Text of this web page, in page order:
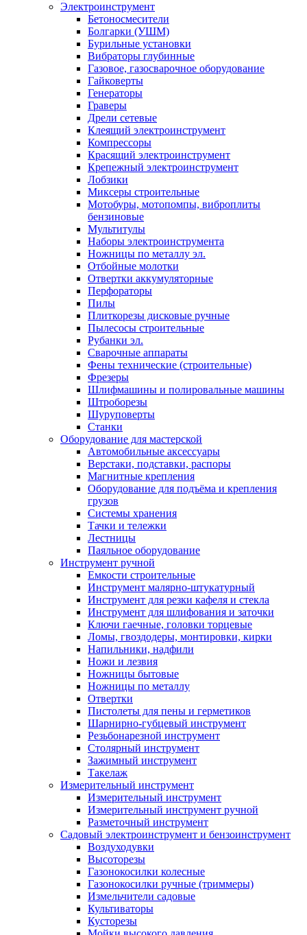
Электроинструмент
Бетоносмесители
Болгарки (УШМ)
Бурильные установки
Вибраторы глубинные
Газовое, газосварочное оборудование
Гайковерты
Генераторы
Граверы
Дрели сетевые
Клеящий электроинструмент
Компрессоры
Красящий электроинструмент
Крепежный электроинструмент
Лобзики
Миксеры строительные
Мотобуры, мотопомпы, виброплиты
бензиновые
Мультитулы
Наборы электроинструмента
Ножницы по металлу эл.
Отбойные молотки
Отвертки аккумуляторные
Перфораторы
Пилы
Плиткорезы дисковые ручные
Пылесосы строительные
Рубанки эл.
Сварочные аппараты
Фены технические (строительные)
Фрезеры
Шлифмашины и полировальные машины
Штроборезы
Шуруповерты
Станки
Оборудование для мастерской
Автомобильные аксессуары
Верстаки, подставки, распоры
Магнитные крепления
Оборудование для подъёма и крепления
грузов
Системы хранения
Тачки и тележки
Лестницы
Паяльное оборудование
Инструмент ручной
Емкости строительные
Инструмент малярно-штукатурный
Инструмент для резки кафеля и стекла
Инструмент для шлифования и заточки
Ключи гаечные, головки торцевые
Ломы, гвоздодеры, монтировки, кирки
Напильники, надфили
Ножи и лезвия
Ножницы бытовые
Ножницы по металлу
Отвертки
Пистолеты для пены и герметиков
Шарнирно-губцевый инструмент
Резьбонарезной инструмент
Столярный инструмент
Зажимный инструмент
Такелаж
Измерительный инструмент
Измерительный инструмент
Измерительный инструмент ручной
Разметочный инструмент
Садовый электроинструмент и бензоинструмент
Воздуходувки
Высоторезы
Газонокосилки колесные
Газонокосилки ручные (триммеры)
Измельчители садовые
Культиваторы
Кусторезы